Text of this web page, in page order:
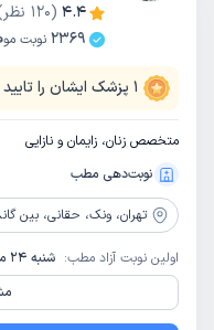
4.4
(
120
2369 نوبت
1 پزشک ایشان را تایید
متخصص زنان، زایمان و نازایی
نوبت‌دهی مطب
تهران، ونک، حقانی، بین گاندی و
اولین نوبت آزاد مطب: شنبه 24 مرداد